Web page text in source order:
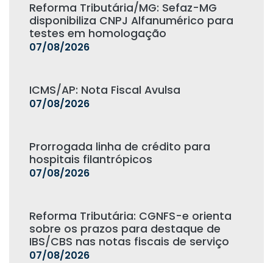
Reforma Tributária/MG: Sefaz-MG
disponibiliza CNPJ Alfanumérico para
testes em homologação
07/08/2026
ICMS/AP: Nota Fiscal Avulsa
07/08/2026
Prorrogada linha de crédito para
hospitais filantrópicos
07/08/2026
Reforma Tributária: CGNFS-e orienta
sobre os prazos para destaque de
IBS/CBS nas notas fiscais de serviço
07/08/2026